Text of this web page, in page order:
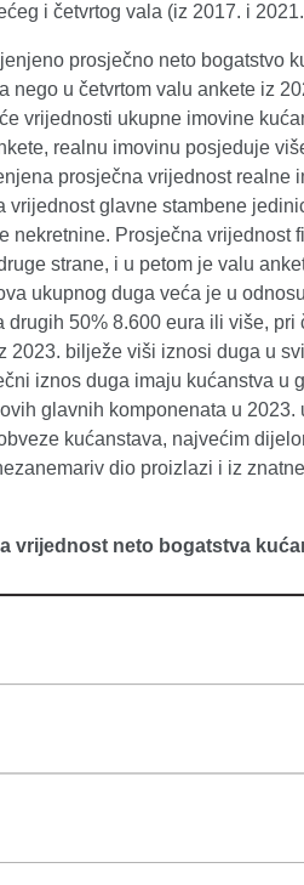
i četvrtog vala (iz 2017. i
prosječno neto bogatstvo
nego u četvrtom valu ankete iz
vrijednosti ukupne imovine
realnu imovinu posjeduje
prosječna vrijednost realne
glavne stambene
nekretnine. Prosječna
strane, i u petom je valu
ukupnog duga veća je u
50% 8.600 eura ili više,
2023. bilježe viši iznosi duga u
iznos duga imaju kućanstva u
glavnih komponenata u
kućanstava, najvećim
dio proizlazi i iz
vrijednost neto bogatstva